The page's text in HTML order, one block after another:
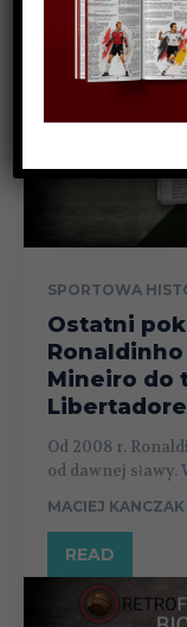
SPORTOWA
Ostatni
Mineiro do
Od 2008 r.
od dawnej sławy.
MACIEJ KANCZAK
READ